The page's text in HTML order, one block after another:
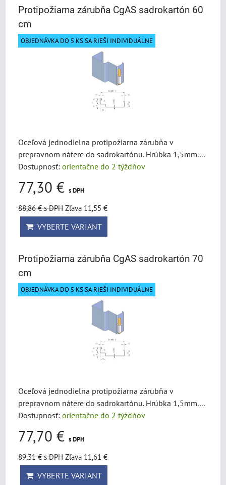
Protipožiarna zárubňa CgAS sadrokartón 60
cm
OBJEDNÁVKA DO 5 KS SA RIEŠI INDIVIDUÁLNE
Oceľová jednodielna protipožiarna zárubňa v
prepravnom nátere do sadrokartónu. Hrúbka 1,5mm....
Dostupnosť: orientačne do 2 týždňov
77,30 € s DPH
88,86 €s DPH Zľava 11,55 €
VYBERTE VARIANT
Protipožiarna zárubňa CgAS sadrokartón 70
cm
OBJEDNÁVKA DO 5 KS SA RIEŠI INDIVIDUÁLNE
Oceľová jednodielna protipožiarna zárubňa v
prepravnom nátere do sadrokartónu. Hrúbka 1,5mm....
Dostupnosť: orientačne do 2 týždňov
77,70 € s DPH
89,31 €s DPH Zľava 11,61 €
VYBERTE VARIANT